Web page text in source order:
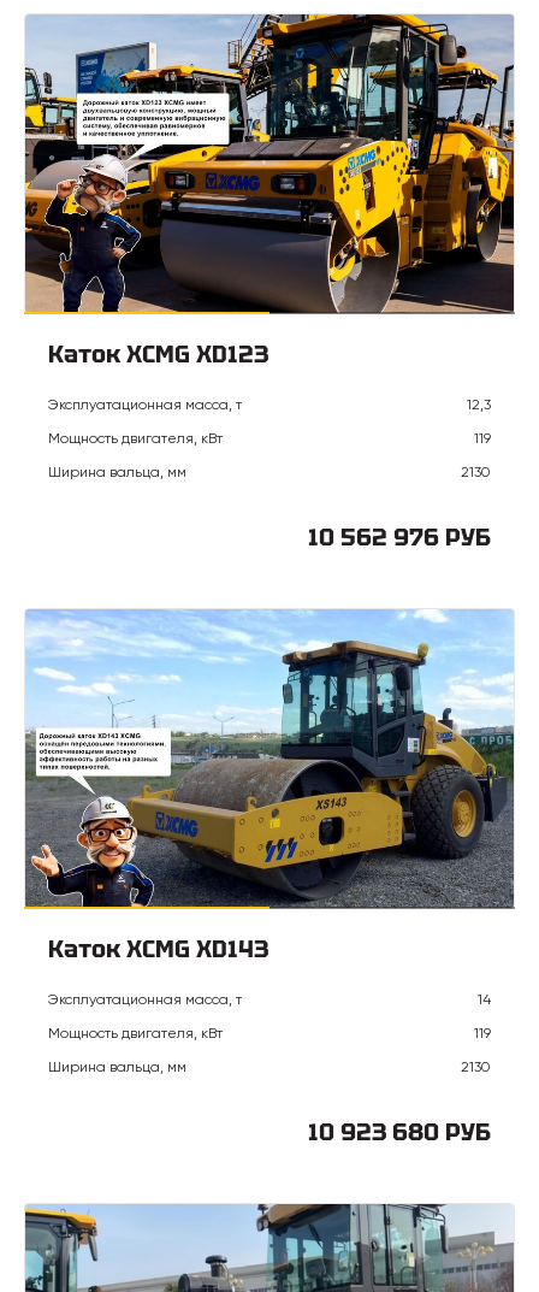
Каток XCMG XD123
Эксплуатационная масса, т
12,3
Мощность двигателя, кВт
119
Ширина вальца, мм
2130
10 562 976 РУБ
Каток XCMG XD143
Эксплуатационная масса, т
14
Мощность двигателя, кВт
119
Ширина вальца, мм
2130
10 923 680 РУБ